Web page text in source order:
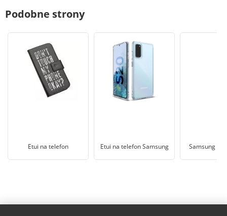
Podobne strony
Etui na telefon Etui na telefon Samsung Samsung